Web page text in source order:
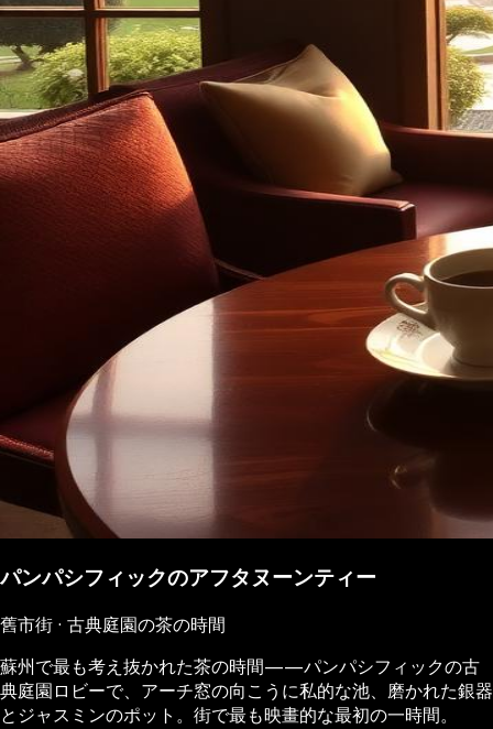
パンパシフィックのアフタヌーンティー
舊市街 · 古典庭園の茶の時間
蘇州で最も考え抜かれた茶の時間——パンパシフィックの古
典庭園ロビーで、アーチ窓の向こうに私的な池、磨かれた銀器
とジャスミンのポット。街で最も映畫的な最初の一時間。